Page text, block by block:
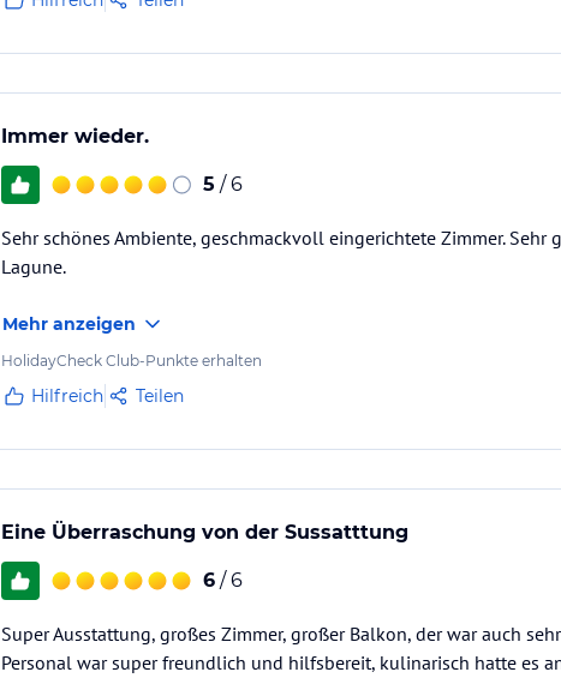
Immer wieder.
5 / 6
Sehr schönes Ambiente, geschmackvoll eingerichtete Zimmer.
Lagune.
Mehr anzeigen
HolidayCheck Club-Punkte erhalten
Hilfreich Teilen
Eine Überraschung von der Sussatttung
6 / 6
Super Ausstattung, großes Zimmer, großer Balkon, der war auch
Personal war super freundlich und hilfsbereit, kulinarisch hatte es